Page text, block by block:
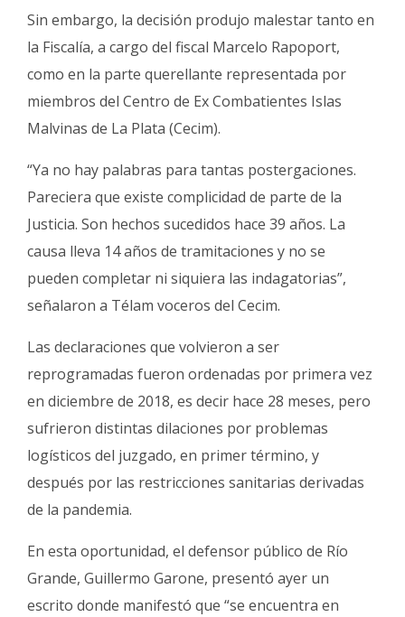
Sin embargo, la decisión produjo malestar tanto en
la Fiscalía, a cargo del fiscal Marcelo Rapoport,
como en la parte querellante representada por
miembros del Centro de Ex Combatientes Islas
Malvinas de La Plata (Cecim).
“Ya no hay palabras para tantas postergaciones.
Pareciera que existe complicidad de parte de la
Justicia. Son hechos sucedidos hace 39 años. La
causa lleva 14 años de tramitaciones y no se
pueden completar ni siquiera las indagatorias”,
señalaron a Télam voceros del Cecim.
Las declaraciones que volvieron a ser
reprogramadas fueron ordenadas por primera vez
en diciembre de 2018, es decir hace 28 meses, pero
sufrieron distintas dilaciones por problemas
logísticos del juzgado, en primer término, y
después por las restricciones sanitarias derivadas
de la pandemia.
En esta oportunidad, el defensor público de Río
Grande, Guillermo Garone, presentó ayer un
escrito donde manifestó que “se encuentra en